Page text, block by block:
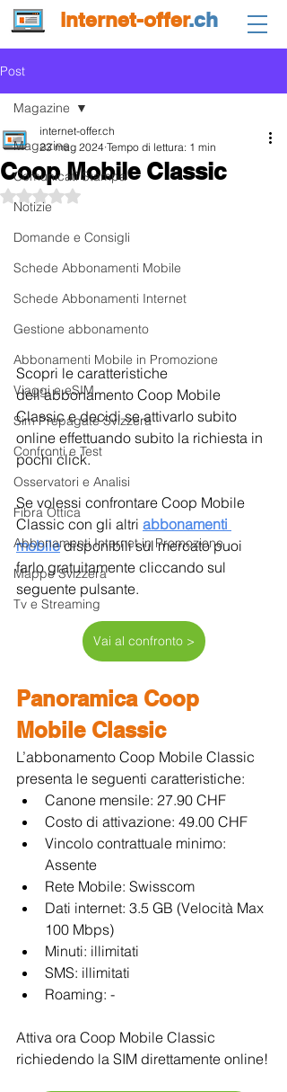
internet-offer.ch
Post
Magazine
Comunicati Stampa
Notizie
Domande e Consigli
Schede Abbonamenti Mobile
Schede Abbonamenti Internet
Gestione abbonamento
Abbonamenti Mobile in Promozione
Viaggi e eSIM
Sim Prepagate Svizzera
Confronti e Test
Osservatori e Analisi
Fibra Ottica
Abbonamenti Internet in Promozione
Mappe Svizzera
Tv e Streaming
Magazine
Coop Mobile Classic
internet-offer.ch
23 mag 2024 Tempo di lettura: 1 min
Valutazione NaN stelle su 5.
Scopri le caratteristiche
dell’abbonamento Coop Mobile
Classic e decidi se attivarlo subito
online effettuando subito la richiesta in
pochi click.
Se volessi confrontare Coop Mobile
Classic con gli altri abbonamenti
mobile disponibili sul mercato puoi
farlo gratuitamente cliccando sul
seguente pulsante.
Vai al confronto >
Panoramica Coop
Mobile Classic
L’abbonamento Coop Mobile Classic
presenta le seguenti caratteristiche:
Canone mensile: 27.90 CHF
Costo di attivazione: 49.00 CHF
Vincolo contrattuale minimo:
Assente
Rete Mobile: Swisscom
Dati internet: 3.5 GB (Velocità Max
100 Mbps)
Minuti: illimitati
SMS: illimitati
Roaming: -
Attiva ora Coop Mobile Classic
richiedendo la SIM direttamente online!